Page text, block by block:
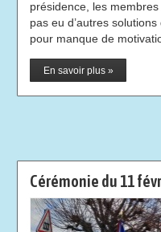
présidence, les
pas eu d’autres
pour manque de
En savoir plus »
Cérémonie du 11